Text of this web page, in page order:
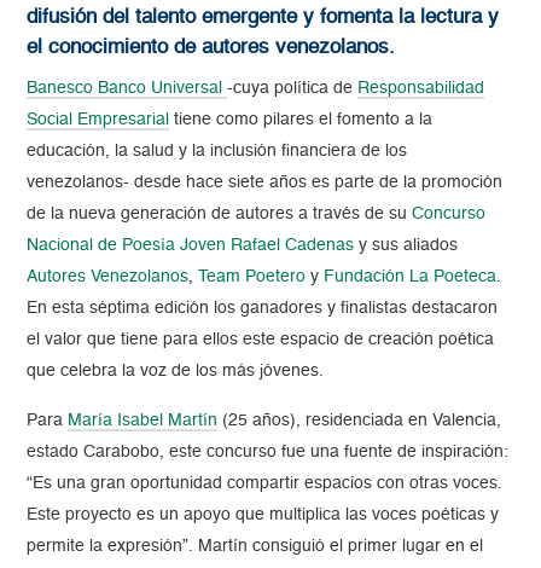
difusión del talento emergente y fomenta la lectura y
el conocimiento de autores venezolanos.
Banesco Banco Universal -cuya política de Responsabilidad
Social Empresarial tiene como pilares el fomento a la
educación, la salud y la inclusión financiera de los
venezolanos- desde hace siete años es parte de la promoción
de la nueva generación de autores a través de suConcurso
Nacional de Poesía Joven Rafael Cadenas y sus aliados
Autores Venezolanos, Team Poetero y Fundación La Poeteca.
En esta séptima edición los ganadores y finalistas destacaron
el valor que tiene para ellos este espacio de creación poética
que celebra la voz de los más jóvenes.
Para María Isabel Martín (25 años), residenciada en Valencia,
estado Carabobo, este concurso fue una fuente de inspiración:
“Es una gran oportunidad compartir espacios con otras voces.
Este proyecto es un apoyo que multiplica las voces poéticas y
permite la expresión”. Martín consiguió el primer lugar en el